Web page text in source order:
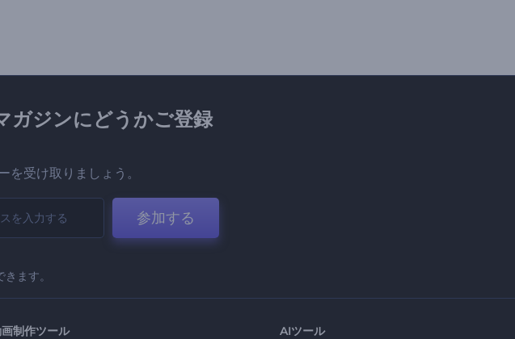
ガジンにどうかご登録
を受け取りましょう。
参加する
ます。
制作ツール AIツール